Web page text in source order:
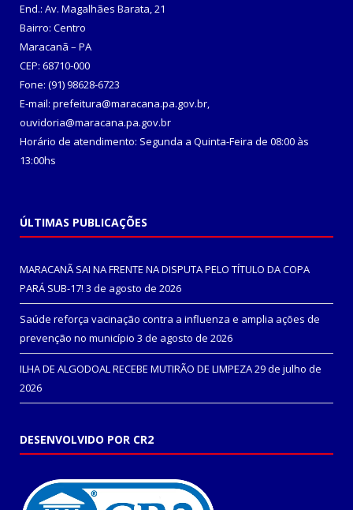
End.: Av. Magalhães Barata, 21
Bairro: Centro
Maracanã – PA
CEP: 68710-000
Fone: (91) 98628-6723
E-mail: prefeitura@maracana.pa.gov.br,
ouvidoria@maracana.pa.gov.br
Horário de atendimento: Segunda a Quinta-Feira de 08:00 às
13:00hs
ÚLTIMAS PUBLICAÇÕES
MARACANÃ SAI NA FRENTE NA DISPUTA PELO TÍTULO DA COPA
PARÁ SUB-17! 3 de agosto de 2026
Saúde reforça vacinação contra a influenza e amplia ações de
prevenção no município 3 de agosto de 2026
ILHA DE ALGODOAL RECEBE MUTIRÃO DE LIMPEZA29 de julho de
2026
DESENVOLVIDO POR CR2